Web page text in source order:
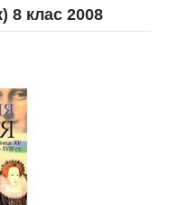
8 клас 2008